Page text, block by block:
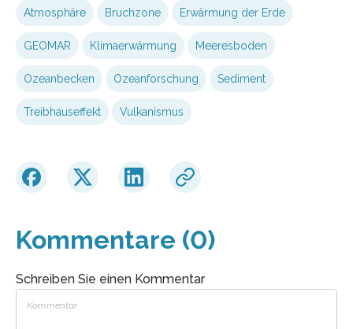
Atmosphäre Bruchzone Erwärmung der Erde
GEOMAR Klimaerwärmung Meeresboden
Ozeanbecken Ozeanforschung Sediment
Treibhauseffekt Vulkanismus
Kommentare (0)
Schreiben Sie einen Kommentar